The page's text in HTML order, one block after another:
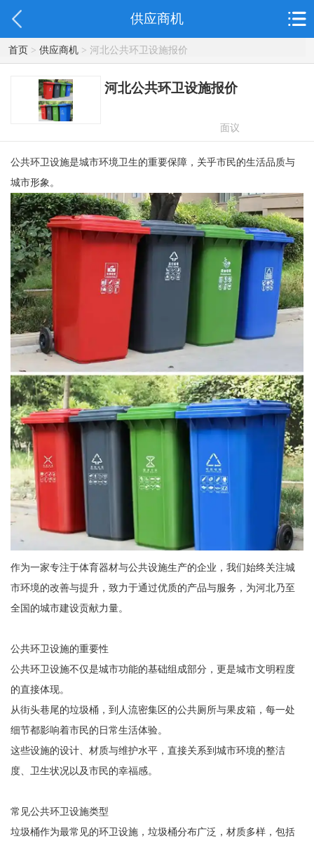
供应商机
首页> 供应商机> 河北公共环卫设施报价
河北公共环卫设施报价
面议
公共环卫设施是城市环境卫生的重要保障，关乎市民的生活品质与
城市形象。
作为一家专注于体育器材与公共设施生产的企业，我们始终关注城
市环境的改善与提升，致力于通过优质的产品与服务，为河北乃至
全国的城市建设贡献力量。
公共环卫设施的重要性
公共环卫设施不仅是城市功能的基础组成部分，更是城市文明程度
的直接体现。
从街头巷尾的垃圾桶，到人流密集区的公共厕所与果皮箱，每一处
细节都影响着市民的日常生活体验。
这些设施的设计、材质与维护水平，直接关系到城市环境的整洁
度、卫生状况以及市民的幸福感。
常见公共环卫设施类型
垃圾桶作为最常见的环卫设施，垃圾桶分布广泛，材质多样，包括